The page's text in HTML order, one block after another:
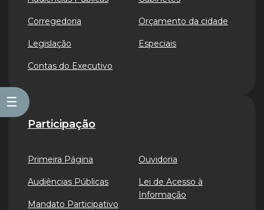
☰
Corregedoria
Legislação
Contas do Executivo
Orçamento da cidade
Especiais
Participação
Primeira Página
Audiências Públicas
Mandato Participativo
Ouvidoria
Lei de Acesso à
Informação